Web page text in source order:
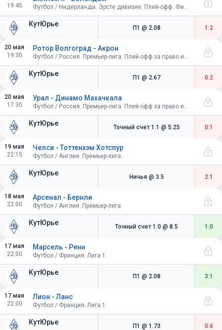
19:45
КутЮрье
Футбол / Нидерланды. Эрсте дивизие. Плей-офф. Финал. Первый матч
П1 @ 2.08 1:2
20 мая
19:30
КутЮрье
Ротор Волгоград - Акрон
Футбол / Россия. Премьер-лига. Плей-офф за право играть в Премьер-лиге. Первые матчи
П1 @ 2.67 0:2
20 мая
17:30
КутЮрье
Урал - Динамо Махачкала
Футбол / Россия. Премьер-лига. Плей-офф за право играть в Премьер-лиге. Первые матчи
Точный счет 1:1 @ 5.25 0:1
19 мая
22:15
КутЮрье
Челси - Тоттенхэм Хотспур
Футбол / Англия. Премьер-лига
Ничья @ 3.5 2:1
18 мая
22:00
КутЮрье
Арсенал - Бернли
Футбол / Англия. Премьер-лига
Точный счет 1:0 @ 8.5 1:0
17 мая
22:00
КутЮрье
Марсель - Ренн
Футбол / Франция. Лига 1
П1 @ 2.08 3:1
17 мая
22:00
КутЮрье
Лион - Ланс
Футбол / Франция. Лига 1
П1 @ 1.73 0:4